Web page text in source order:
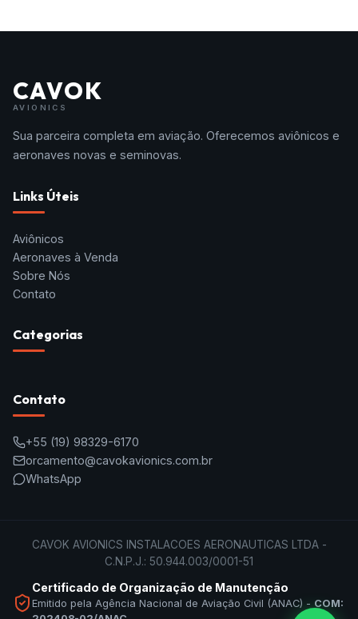
CAVOK
AVIONICS
Sua parceira completa em aviação. Oferecemos aviônicos e
aeronaves novas e seminovas.
Links Úteis
Aviônicos
Aeronaves à Venda
Sobre Nós
Contato
Categorias
Contato
+55 (19) 98329-6170
orcamento@cavokavionics.com.br
WhatsApp
CAVOK AVIONICS INSTALACOES AERONAUTICAS LTDA -
C.N.P.J.: 50.944.003/0001-51
Certificado de Organização de Manutenção
Emitido pela Agência Nacional de Aviação Civil (ANAC) - COM: